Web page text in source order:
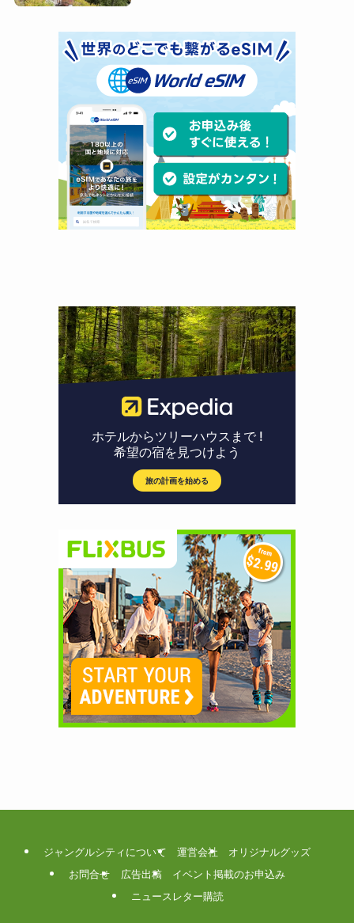
ジャングルシティについて 運営会社
オリジナルグッズ
お問合せ
広告出稿
イベント掲載のお申込み
ニュースレター購読